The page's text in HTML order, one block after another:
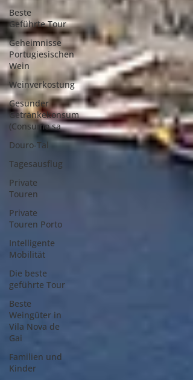
Beste
Geführte Tour
Geheimnisse
Portugiesischen
Wein
Weinverkostung
Gesunder
Getränkekonsum
(Consumo sa
Douro-Tal
Tagesausflug
Private
Touren
Private
Touren Porto
Intelligente
Mobilität
Die beste
geführte Tour
Beste
Weingüter in
Vila Nova de
Gai
Familien und
Kinder